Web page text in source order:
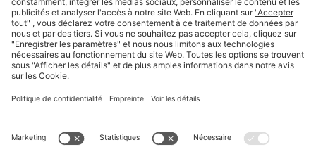
Nous contacter Aller sur unite.eu
À proposPresseCarrièreMentions légales
© Unite 2026